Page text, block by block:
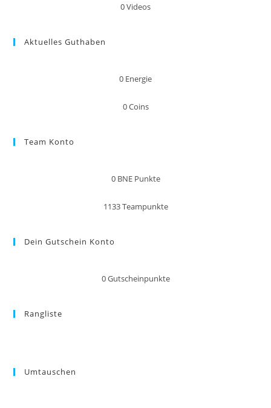
0Videos
Aktuelles Guthaben
0 Energie
0Coins
Team Konto
0 BNE Punkte
1133Teampunkte
Dein Gutschein Konto
0Gutscheinpunkte
Rangliste
Umtauschen